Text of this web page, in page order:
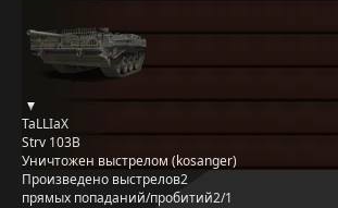
TaLLIaX
Strv 103B
Уничтожен выстрелом (kosanger)
Произведено выстрелов2
прямых попаданий/пробитий2/1